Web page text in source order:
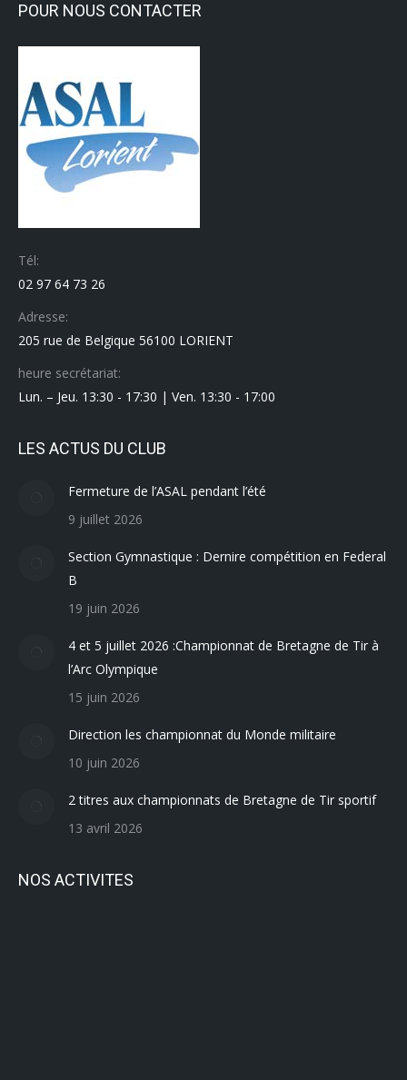
POUR NOUS CONTACTER
Tél:
02 97 64 73 26
Adresse:
205 rue de Belgique 56100 LORIENT
heure secrétariat:
Lun. – Jeu. 13:30 - 17:30 | Ven. 13:30 - 17:00
LES ACTUS DU CLUB
Fermeture de l’ASAL pendant l’été
9 juillet 2026
Section Gymnastique : Dernire compétition en Federal
B
19 juin 2026
4 et 5 juillet 2026 :Championnat de Bretagne de Tir à
l’Arc Olympique
15 juin 2026
Direction les championnat du Monde militaire
10 juin 2026
2 titres aux championnats de Bretagne de Tir sportif
13 avril 2026
NOS ACTIVITES